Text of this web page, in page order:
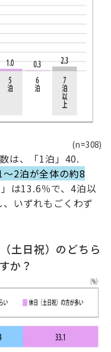
(n=308)
は、「1泊」40.
～2泊が全体の約8
は13.6％で、4泊以
いずれもごくわず
土日祝）のどちら
か？